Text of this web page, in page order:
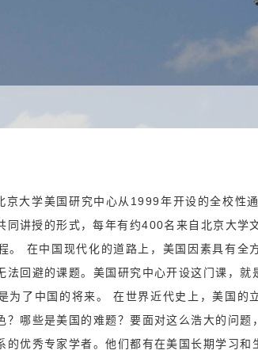
京大学美国研究中心从1999年开设的全校性
同讲授的形式，每年有约400名来自北京大学
。 在中国现代化的道路上，美国因素具有全
法回避的课题。美国研究中心开设这门课，就
为了中国的将来。 在世界近代史上，美国的
？哪些是美国的难题？要面对这么浩大的问题
的优秀专家学者。他们都有在美国长期学习